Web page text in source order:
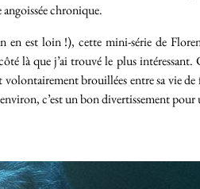
chronique.
est loin !), cette mini-série de
là que j’ai trouvé le plus
brouillées entre sa vie
c’est un bon divertissement